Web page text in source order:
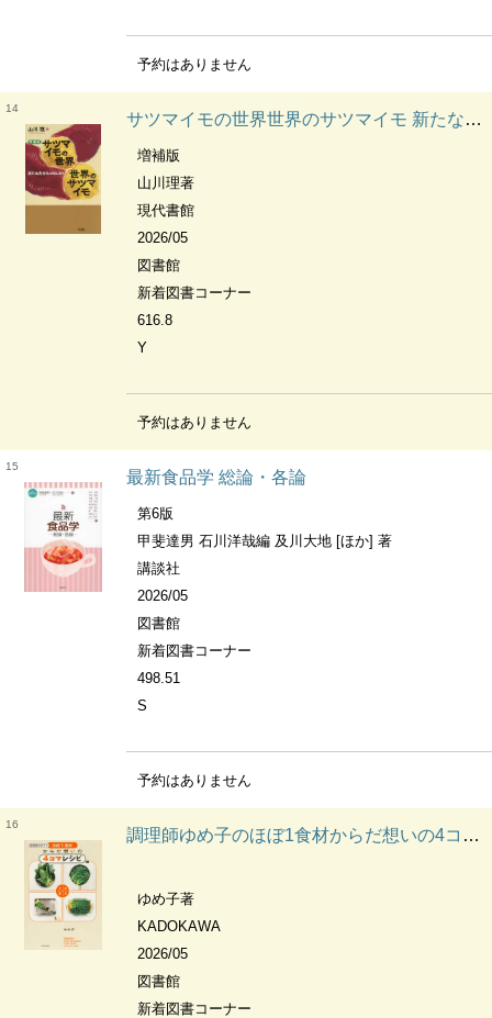
予約はありません
14
サツマイモの世界世界のサツマイモ 新たな食文化のはじまり
増補版
山川理著
現代書館
2026/05
図書館
新着図書コーナー
616.8
Y
予約はありません
15
最新食品学 総論・各論
第6版
甲斐達男 石川洋哉編 及川大地 [ほか] 著
講談社
2026/05
図書館
新着図書コーナー
498.51
S
予約はありません
16
調理師ゆめ子のほぼ1食材からだ想いの4コマレシピ YUMEKO'S ALMOST ONE-INGREDIENT 4-PANEL RECIPES FOR HEALTHY LIVING
ゆめ子著
KADOKAWA
2026/05
図書館
新着図書コーナー